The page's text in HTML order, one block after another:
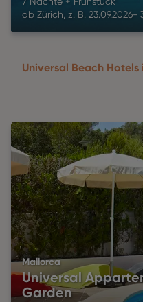
ab Zürich, z. B. 23.09.2026-
Universal Beach Hotels
Mallorca
Universal
Garden